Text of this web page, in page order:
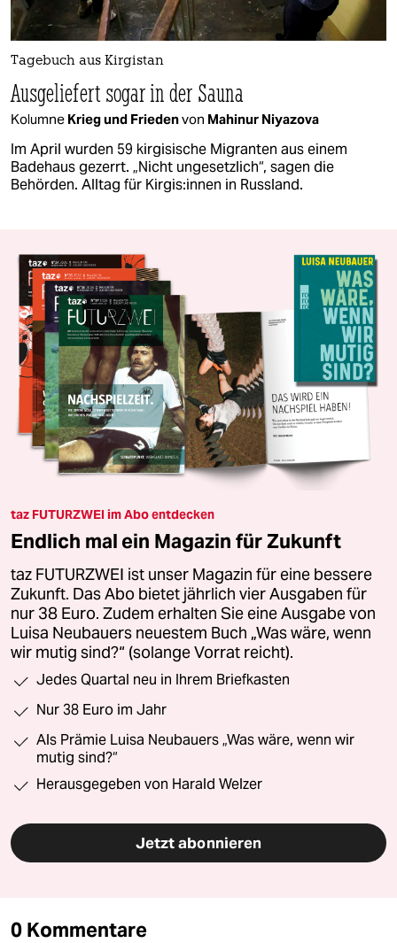
Tagebuch aus Kirgistan
Ausgeliefert sogar in der Sauna
Kolumne Krieg und Friedenvon Mahinur Niyazova
Im April wurden 59 kirgisische Migranten aus einem
Badehaus gezerrt. „Nicht ungesetzlich“, sagen die
Behörden. Alltag für Kir­gi­s:in­nen in Russland.
taz FUTURZWEI im Abo entdecken
Endlich mal ein Magazin für Zukunft
taz FUTURZWEI ist unser Magazin für eine bessere
Zukunft. Das Abo bietet jährlich vier Ausgaben für
nur 38 Euro. Zudem erhalten Sie eine Ausgabe von
Luisa Neubauers neuestem Buch „Was wäre, wenn
wir mutig sind?“ (solange Vorrat reicht).
Jedes Quartal neu in Ihrem Briefkasten
Nur 38 Euro im Jahr
Als Prämie Luisa Neubauers „Was wäre, wenn wir
mutig sind?“
Herausgegeben von Harald Welzer
Jetzt abonnieren
0 Kommentare